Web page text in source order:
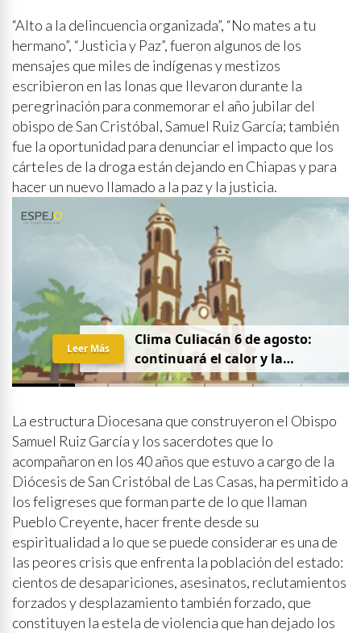
“Alto a la delincuencia organizada”, “No mates a tu
hermano”, “Justicia y Paz”, fueron algunos de los
mensajes que miles de indígenas y mestizos
escribieron en las lonas que llevaron durante la
peregrinación para conmemorar el año jubilar del
obispo de San Cristóbal, Samuel Ruiz García; también
fue la oportunidad para denunciar el impacto que los
cárteles de la droga están dejando en Chiapas y para
hacer un nuevo llamado a la paz y la justicia.
Clima Culiacán 6 de agosto:
continuará el calor y la
probabilidad de lluvia
Leer Más
La estructura Diocesana que construyeron el Obispo
Samuel Ruiz García y los sacerdotes que lo
acompañaron en los 40 años que estuvo a cargo de la
Diócesis de San Cristóbal de Las Casas, ha permitido a
los feligreses que forman parte de lo que llaman
Pueblo Creyente, hacer frente desde su
espiritualidad a lo que se puede considerar es una de
las peores crisis que enfrenta la población del estado:
cientos de desapariciones, asesinatos, reclutamientos
forzados y desplazamiento también forzado, que
constituyen la estela de violencia que han dejado los